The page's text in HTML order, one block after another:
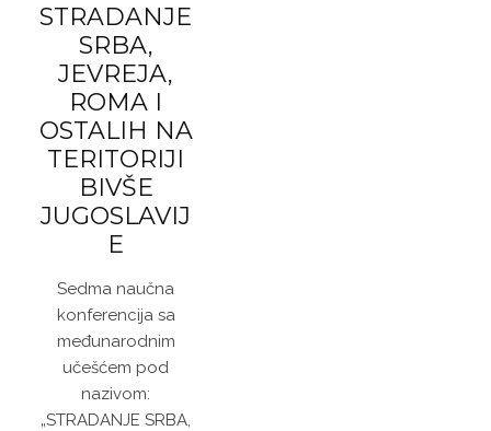
STRADANJE
SRBA,
JEVREJA,
ROMA I
OSTALIH NA
TERITORIJI
BIVŠE
JUGOSLAVIJ
E
Sedma naučna
konferencija sa
međunarodnim
učešćem pod
nazivom:
„STRADANJE SRBA,